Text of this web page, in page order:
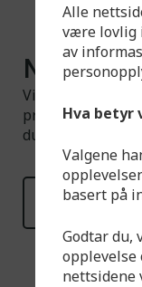
Noe du
Vi har et større
presentert på
du har spørsmål.
Les mer
Alle
være lovlig
av
Hva betyr
Valgene
basert på
Godtar du,
nettsidene